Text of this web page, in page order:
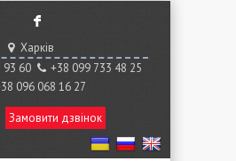
F
Харків
93 60
+38 ‎099 733 48 25
096 068 16 27
Замовити дзвінок